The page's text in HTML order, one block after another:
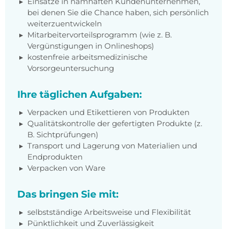
bei denen Sie die Chance haben, sich persönlich
weiterzuentwickeln
Mitarbeitervorteilsprogramm (wie z. B.
Vergünstigungen in Onlineshops)
kostenfreie arbeitsmedizinische
Vorsorgeuntersuchung
Ihre täglichen Aufgaben:
Verpacken und Etikettieren von Produkten
Qualitätskontrolle der gefertigten Produkte (z.
B. Sichtprüfungen)
Transport und Lagerung von Materialien und
Endprodukten
Verpacken von Ware
Das bringen Sie mit:
selbstständige Arbeitsweise und Flexibilität
Pünktlichkeit und Zuverlässigkeit